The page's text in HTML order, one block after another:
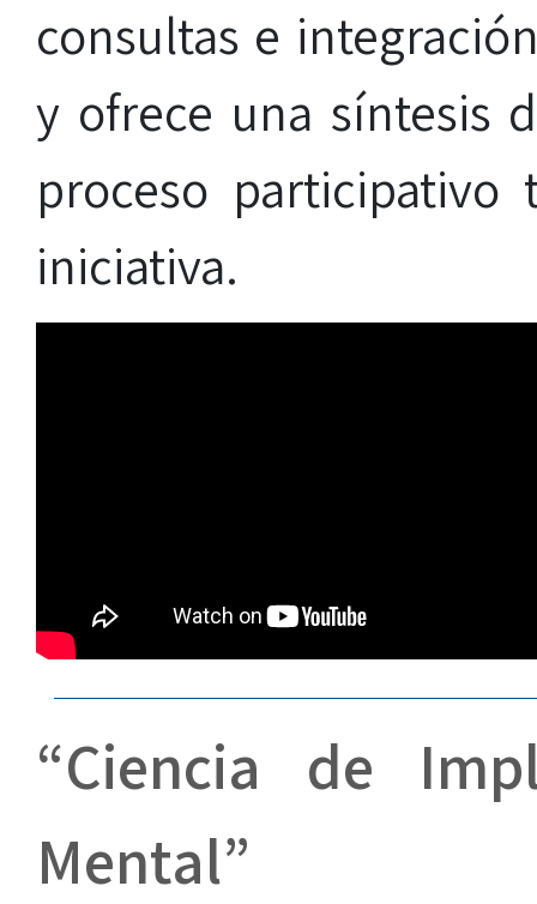
consultas e
y ofrece una síntesis
proceso participativo
iniciativa.
“Ciencia de
Mental”